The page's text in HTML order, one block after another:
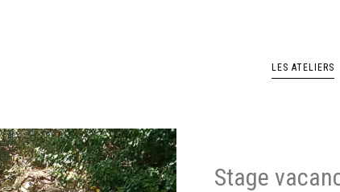
LES ATELIERS
ATELIER LES PETITS SCIENTIFIQUES ATELIER BAC SENSORIEL
Stage